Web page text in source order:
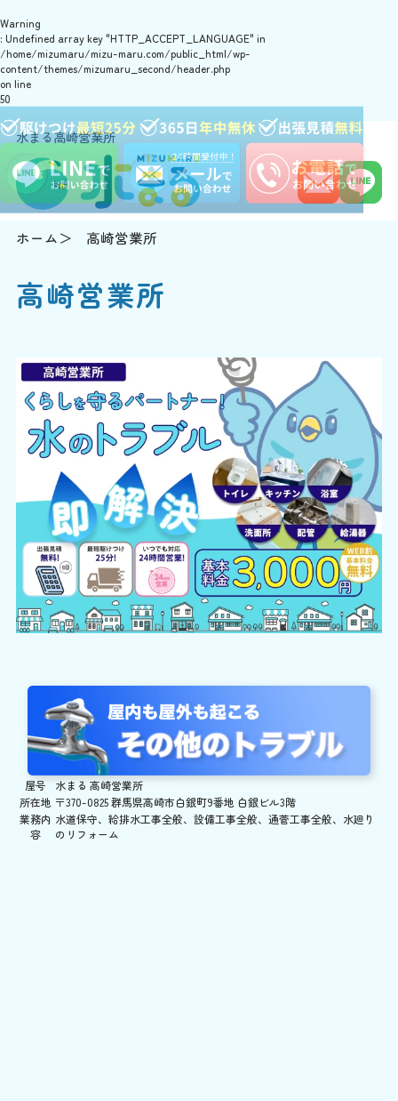
Warning
: Undefined array key "HTTP_ACCEPT_LANGUAGE" in
/home/mizumaru/mizu-maru.com/public_html/wp-
content/themes/mizumaru_second/header.php
on line
50
水まる高崎営業所
ホーム 高崎営業所
高崎営業所
屋号
水まる 高崎営業所
所在地 〒370-0825 群馬県高崎市白銀町9番地 白銀ビル3階
業務内
容
水道保守、給排水工事全般、設備工事全般、通菅工事全般、水廻り
のリフォーム